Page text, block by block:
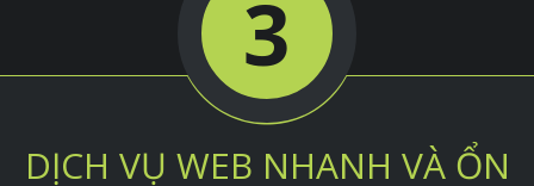
3
DỊCH VỤ WEB NHANH VÀ ỔN